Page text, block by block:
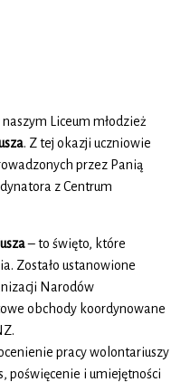
Liceum młodzież
. Z tej okazji uczniowie
przez Panią
z Centrum
– to święto, które
Zostało ustanowione
Narodów
obchody koordynowane
pracy wolontariuszy
poświęcenie i umiejętności